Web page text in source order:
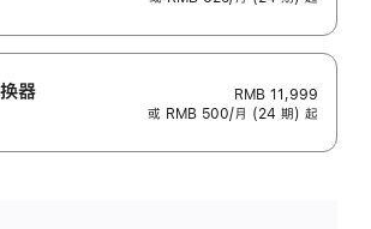
器
RMB 11,999
或 RMB 500/月 (24 期) 起